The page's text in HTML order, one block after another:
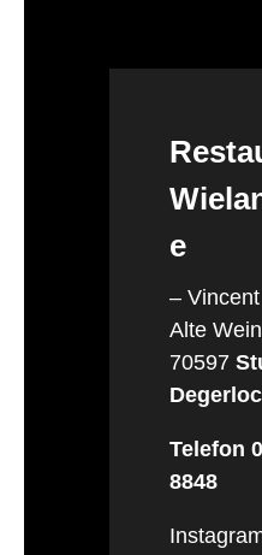
e
–
Alte
70597
Telefon
8848